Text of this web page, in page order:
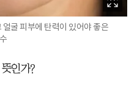
굴 피부에 탄력이 있어야 좋은
인가?